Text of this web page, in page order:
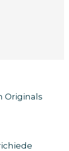
Originals